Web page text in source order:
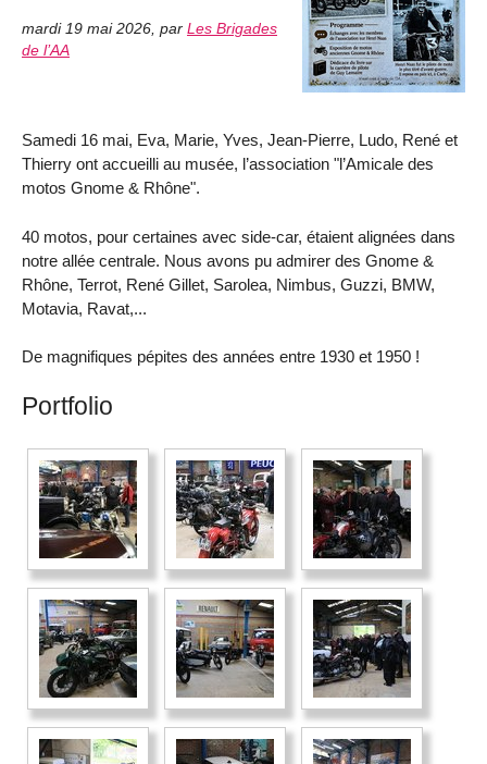
mardi 19 mai 2026, par Les Brigades
de l’AA
Samedi 16 mai, Eva, Marie, Yves, Jean-Pierre, Ludo, René et
Thierry ont accueilli au musée, l’association "l’Amicale des
motos Gnome & Rhône".
40 motos, pour certaines avec side-car, étaient alignées dans
notre allée centrale. Nous avons pu admirer des Gnome &
Rhône, Terrot, René Gillet, Sarolea, Nimbus, Guzzi, BMW,
Motavia, Ravat,...
De magnifiques pépites des années entre 1930 et 1950 !
Portfolio